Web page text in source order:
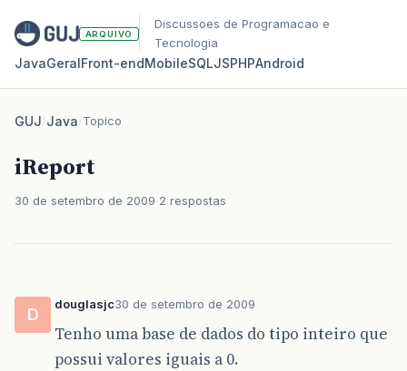
ARQUIVO
Discussoes de Programacao e
Tecnologia
JavaGeralFront‑endMobileSQLJSPHPAndroid
GUJ/Java/Topico
iReport
30 de setembro de 2009 2 respostas
D
douglasjc30 de setembro de 2009
Tenho uma base de dados do tipo inteiro que
possui valores iguais a 0.